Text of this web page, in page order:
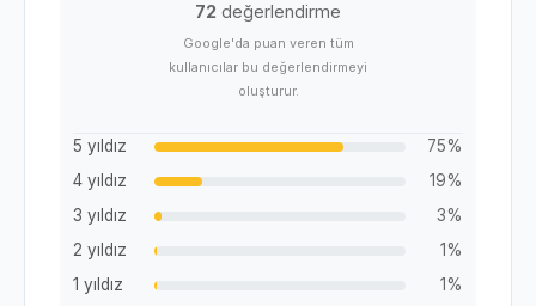
72 değerlendirme
Google'da puan veren tüm
kullanıcılar bu değerlendirmeyi
oluşturur.
5 yıldız
75%
4 yıldız
19%
3 yıldız
3%
2 yıldız
1%
1 yıldız
1%